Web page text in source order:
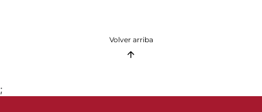
Volver arriba
;